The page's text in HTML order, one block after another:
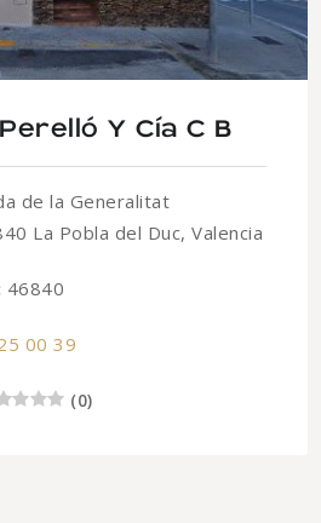
Y Cía C B
de la Generalitat
La Pobla del Duc, Valencia
46840
00 39
(0)